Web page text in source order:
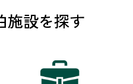
施設を探す